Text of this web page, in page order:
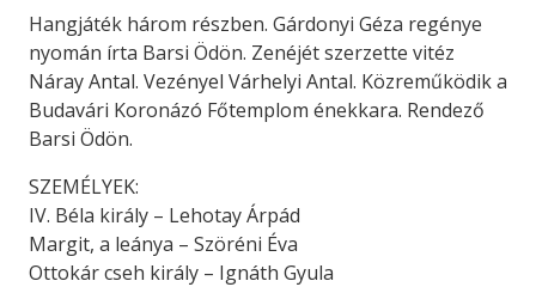
Hangjáték három részben. Gárdonyi Géza regénye
nyomán írta Barsi Ödön. Zenéjét szerzette vitéz
Náray Antal. Vezényel Várhelyi Antal. Közreműködik a
Budavári Koronázó Főtemplom énekkara. Rendező
Barsi Ödön.
SZEMÉLYEK:
IV. Béla király – Lehotay Árpád
Margit, a leánya – Szöréni Éva
Ottokár cseh király – Ignáth Gyula